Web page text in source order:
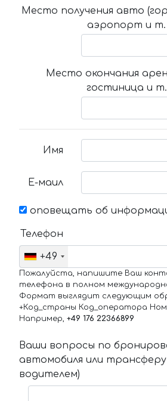
Место получения авто
аэропорт и т.
Место окончания
гостиница и т.
Имя
Е-маил
оповещать об
Телефон
+49
Пожалуйста, напишите Ваш
телефона в полном
Формат выглядит следующим
+Код_страны Код_оператора
Например, +49 176 22366899
Ваши вопросы по
автомобиля или
водителем)